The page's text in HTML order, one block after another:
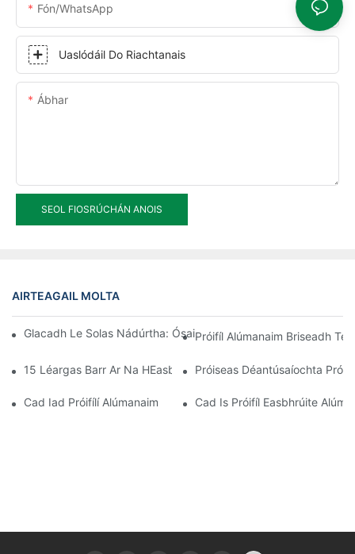
Fón/WhatsApp
Uaslódáil Do Riachtanais
Ábhar
SEOL FIOSRÚCHÁN ANOIS
AIRTEAGAIL MOLTA
Glacadh Le Solas Nádúrtha: Ósais Seomra Gréine Le Fuinneoga
Próifíl Alúmanaim Briseadh
15 Léargas Barr Ar Na HEasbhrúiteáin Alúmanaim Is Fearr Do
Próiseas Déantúsaíochta
Cad Iad Próifílí Alúmanaim Cad Is Próifíl Easbhrúite